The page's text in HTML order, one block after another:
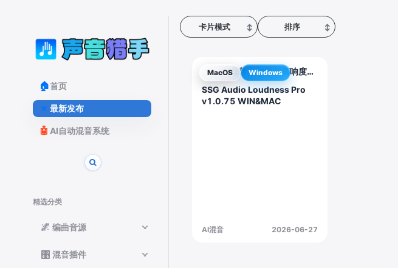
🏠首页
⭐ 最新发布
🤖 AI自动混音系统
精选分类
🌌 编曲音源
🎛️ 混音插件
卡片模式 ↕ 排序 ↕
✨
AI母带限制器超高响度插
件！
SSG Audio Loudness Pro
v1.0.75 WIN&MAC
AI混音 2026-06-27
MacOS Windows